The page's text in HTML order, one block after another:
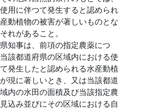
用に伴つて発生すると認められ
動植物の被害が著しいものとな
れがあること。
知事は、前項の指定農薬につ
該都道府県の区域内における使
発生したと認められる水産動植
現に著しいとき、又は当該都道
内の水田の面積及び当該指定農
込み並びにその区域における自